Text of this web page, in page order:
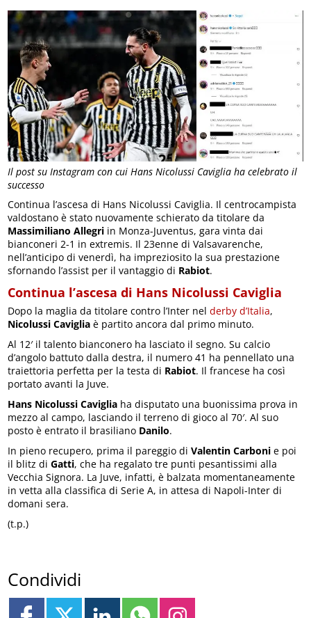
Il post su Instagram con cui Hans Nicolussi Caviglia ha celebrato il
successo
Continua l’ascesa di Hans Nicolussi Caviglia. Il centrocampista
valdostano è stato nuovamente schierato da titolare da
Massimiliano Allegri in Monza-Juventus, gara vinta dai
bianconeri 2-1 in extremis. Il 23enne di Valsavarenche,
nell’anticipo di venerdì, ha impreziosito la sua prestazione
sfornando l’assist per il vantaggio di Rabiot.
Continua l’ascesa di Hans Nicolussi Caviglia
Dopo la maglia da titolare contro l’Inter nelderby d’Italia,
Nicolussi Caviglia è partito ancora dal primo minuto.
Al 12′ il talento bianconero ha lasciato il segno. Su calcio
d’angolo battuto dalla destra, il numero 41 ha pennellato una
traiettoria perfetta per la testa di Rabiot. Il francese ha così
portato avanti la Juve.
Hans Nicolussi Caviglia ha disputato una buonissima prova in
mezzo al campo, lasciando il terreno di gioco al 70′. Al suo
posto è entrato il brasiliano Danilo.
In pieno recupero, prima il pareggio diValentin Carboni e poi
il blitz diGatti, che ha regalato tre punti pesantissimi alla
Vecchia Signora. La Juve, infatti, è balzata momentaneamente
in vetta alla classifica di Serie A, in attesa di Napoli-Inter di
domani sera.
(t.p.)
Condividi